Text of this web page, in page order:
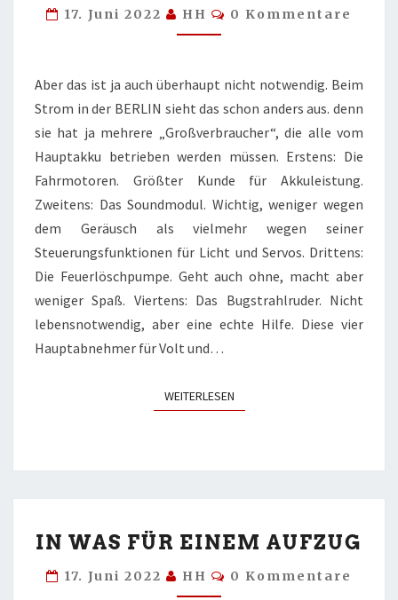
NICHT
VERTEILEN.
17. Juni 2022 HH Kommentare
0 Kommentare
Aber das ist ja auch überhaupt nicht notwendig. Beim
Strom in der BERLIN sieht das schon anders aus. denn
sie hat ja mehrere „Großverbraucher“, die alle vom
Hauptakku betrieben werden müssen. Erstens: Die
Fahrmotoren. Größter Kunde für Akkuleistung.
Zweitens: Das Soundmodul. Wichtig, weniger wegen
dem Geräusch als vielmehr wegen seiner
Steuerungsfunktionen für Licht und Servos. Drittens:
Die Feuerlöschpumpe. Geht auch ohne, macht aber
weniger Spaß. Viertens: Das Bugstrahlruder. Nicht
lebensnotwendig, aber eine echte Hilfe. Diese vier
Hauptabnehmer für Volt und…
WEITERLESENWEITERLESEN
WAS
FÜR
EINEM
IN WAS FÜR EINEM AUFZUG
17. Juni 2022 HH Kommentare
0 Kommentare